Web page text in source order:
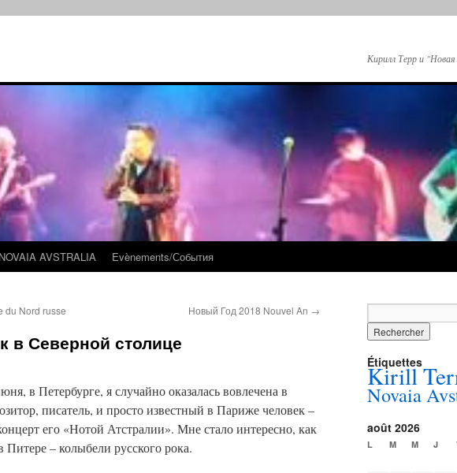
Кирилл Терр и
NOVAIA AVSTRALIA Evènements/События
du Nord russe Новый Год 2018 Nouvel An →
в Северной столице
в Петербурге, я случайно оказалась вовлечена в
писатель, и просто известный в Париже человек –
его «Нотой Атстралии». Мне стало интересно, как
– колыбели русского рока.
Étiquettes
Kirill
Novaia
août 2026
L M M J